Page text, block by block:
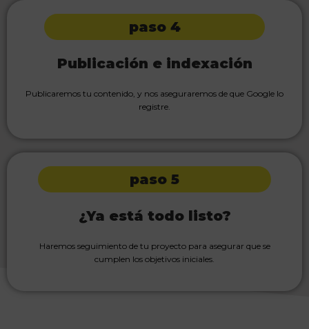
paso 4
Publicación e indexación
Publicaremos tu contenido, y nos aseguraremos de que Google lo
registre.
paso 5
¿Ya está todo listo?
Haremos seguimiento de tu proyecto para asegurar que se
cumplen los objetivos iniciales.